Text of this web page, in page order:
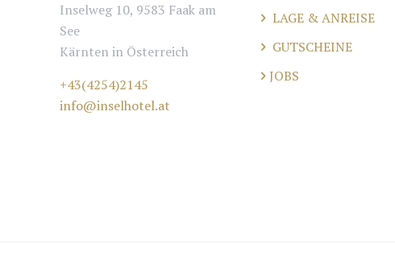
Inselweg 10, 9583 Faak am
See
Kärnten in Österreich
+43(4254)2145
info@inselhotel.at
LAGE & ANREISE
GUTSCHEINE
JOBS